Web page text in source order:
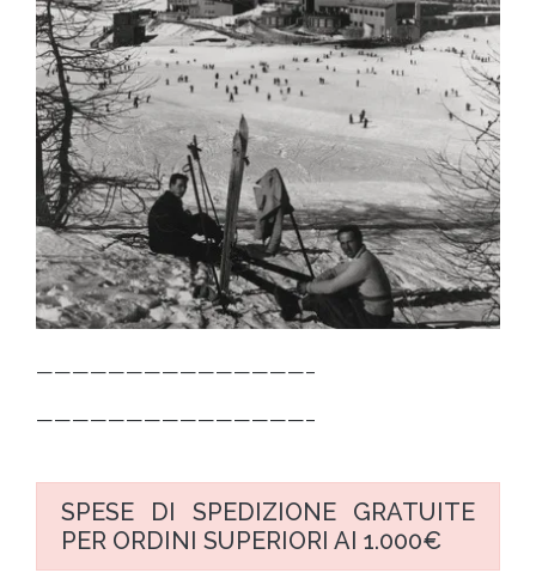
———————————————–
———————————————–
SPESE DI SPEDIZIONE GRATUITE
PER ORDINI SUPERIORI AI 1.000€